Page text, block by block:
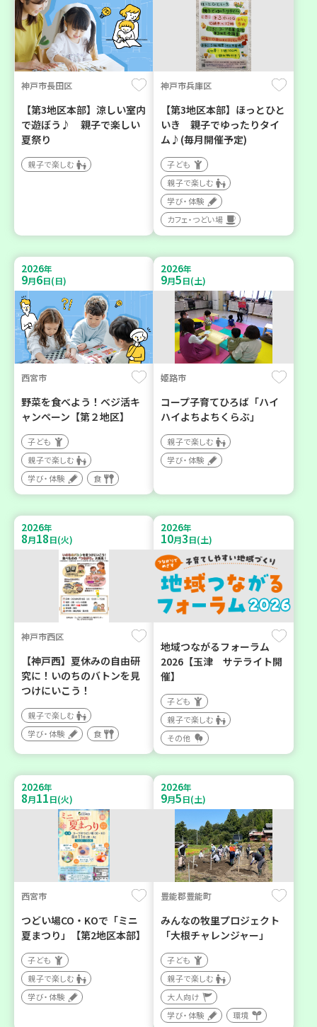
神戸市長田区
【第3地区本部】涼しい室内
で遊ぼう♪ 親子で楽しい
夏祭り
親子で楽しむ
神戸市兵庫区
【第3地区本部】ほっとひと
いき 親子でゆったりタイ
ム♪(毎月開催予定)
子ども
親子で楽しむ
学び・体験
カフェ・つどい場
2026年
9月6日(日)
西宮市
野菜を食べよう！ベジ活キ
ャンペーン【第２地区】
子ども
親子で楽しむ
学び・体験
食
2026年
9月5日(土)
姫路市
コープ子育てひろば「ハイ
ハイよちよちくらぶ」
親子で楽しむ
学び・体験
2026年
8月18日(火)
神戸市西区
【神戸西】夏休みの自由研
究に！いのちのバトンを見
つけにいこう！
親子で楽しむ
学び・体験
食
2026年
10月3日(土)
地域つながるフォーラム
2026【玉津 サテライト開
催】
子ども
親子で楽しむ
その他
2026年
8月11日(火)
西宮市
つどい場CO・KOで「ミニ
夏まつり」【第2地区本部】
子ども
親子で楽しむ
学び・体験
2026年
9月5日(土)
豊能郡豊能町
みんなの牧里プロジェクト
「大根チャレンジャー」
子ども
親子で楽しむ
大人向け
学び・体験
環境